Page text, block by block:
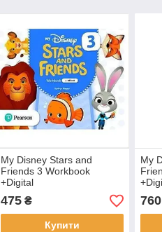
My Disney Stars and
Friends 3 Workbook
+Digital
Resources(робочий зошит)
475₴
Купити
My
760